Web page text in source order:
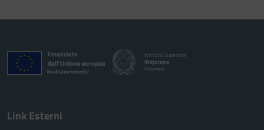
Istituto Superiore
Majorana
Palermo
Link Esterni